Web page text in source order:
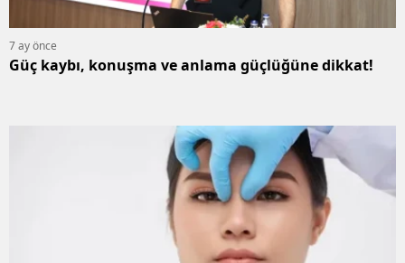
7 ay önce
Güç kaybı, konuşma ve anlama güçlüğüne dikkat!